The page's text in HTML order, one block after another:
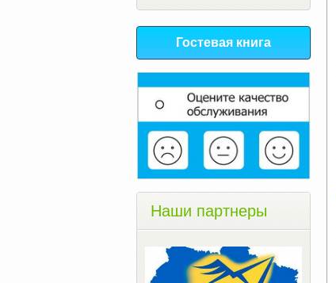
Гостевая книга
Наши партнеры